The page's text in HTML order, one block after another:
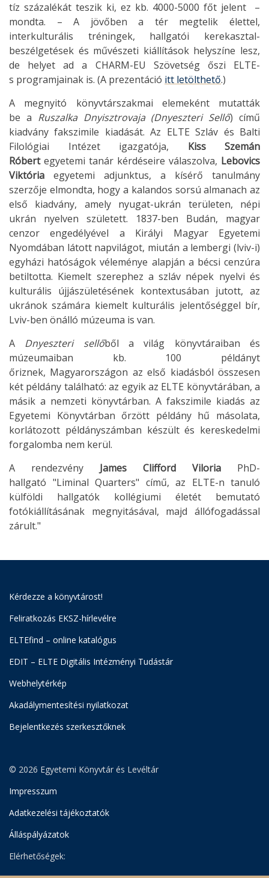
tíz százalékát teszik ki, ez kb. 4000-5000 főt jelent –
mondta. – A jövőben a tér megtelik élettel,
interkulturális tréningek, hallgatói kerekasztal-
beszélgetések és művészeti kiállítások helyszíne lesz,
de helyet ad a CHARM-EU Szövetség őszi ELTE-
s programjainak is. (A prezentáció itt letölthető.)
A megnyitó könyvtárszakmai elemeként mutatták
be a Ruszalka Dnyisztrovaja (Dnyeszteri Sellő) című
kiadvány fakszimile kiadását. Az ELTE Szláv és Balti
Filológiai Intézet igazgatója, Kiss Szemán
Róbertegyetemi tanár kérdéseire válaszolva, Lebovics
Viktória egyetemi adjunktus, a kísérő tanulmány
szerzője elmondta, hogy a kalandos sorsú almanach az
első kiadvány, amely nyugat-ukrán területen, népi
ukrán nyelven született. 1837-ben Budán, magyar
cenzor engedélyével a Királyi Magyar Egyetemi
Nyomdában látott napvilágot, miután a lembergi (lviv-i)
egyházi hatóságok véleménye alapján a bécsi cenzúra
betiltotta. Kiemelt szerephez a szláv népek nyelvi és
kulturális újjászületésének kontextusában jutott, az
ukránok számára kiemelt kulturális jelentőséggel bír,
Lviv-ben önálló múzeuma is van.
A Dnyeszteri sellőből a világ könyvtáraiban és
múzeumaiban kb. 100 példányt
őriznek, Magyarországon az első kiadásból összesen
két példány található: az egyik az ELTE könyvtárában, a
másik a nemzeti könyvtárban. A fakszimile kiadás az
Egyetemi Könyvtárban őrzött példány hű másolata,
korlátozott példányszámban készült és kereskedelmi
forgalomba nem kerül.
A rendezvény James Clifford Viloria PhD-
hallgató "Liminal Quarters" című, az ELTE-n tanuló
külföldi hallgatók kollégiumi életét bemutató
fotókiállításának megnyitásával, majd állófogadással
zárult."
Kérdezze a könyvtárost!
Feliratkozás EKSZ-hírlevélre
ELTEfind – online katalógus
EDIT – ELTE Digitális Intézményi Tudástár
Webhelytérkép
Akadálymentesítési nyilatkozat
Bejelentkezés szerkesztőknek
© 2026 Egyetemi Könyvtár és Levéltár
Impresszum
Adatkezelési tájékoztatók
Álláspályázatok
Elérhetőségek: